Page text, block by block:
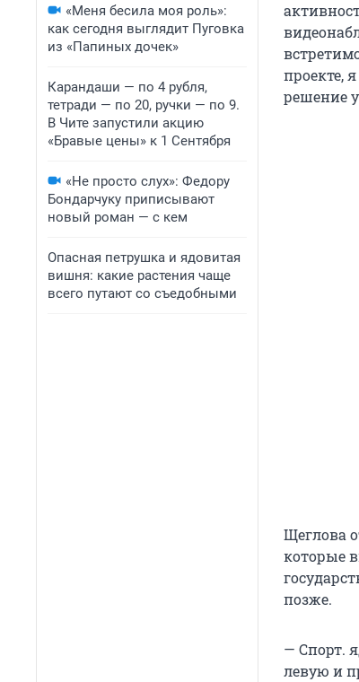
«Меня бесила моя роль»:
как сегодня выглядит Пуговка
из «Папиных дочек»
Карандаши — по 4 рубля,
тетради — по 20, ручки — по 9.
В Чите запустили акцию
«Бравые цены» к 1 Сентября
«Не просто слух»: Федору
Бондарчуку приписывают
новый роман — с кем
Опасная петрушка и ядовитая
вишня: какие растения чаще
всего путают со съедобными
проекте,
решение
Щеглова
которые
позже.
— Спорт.
левую и